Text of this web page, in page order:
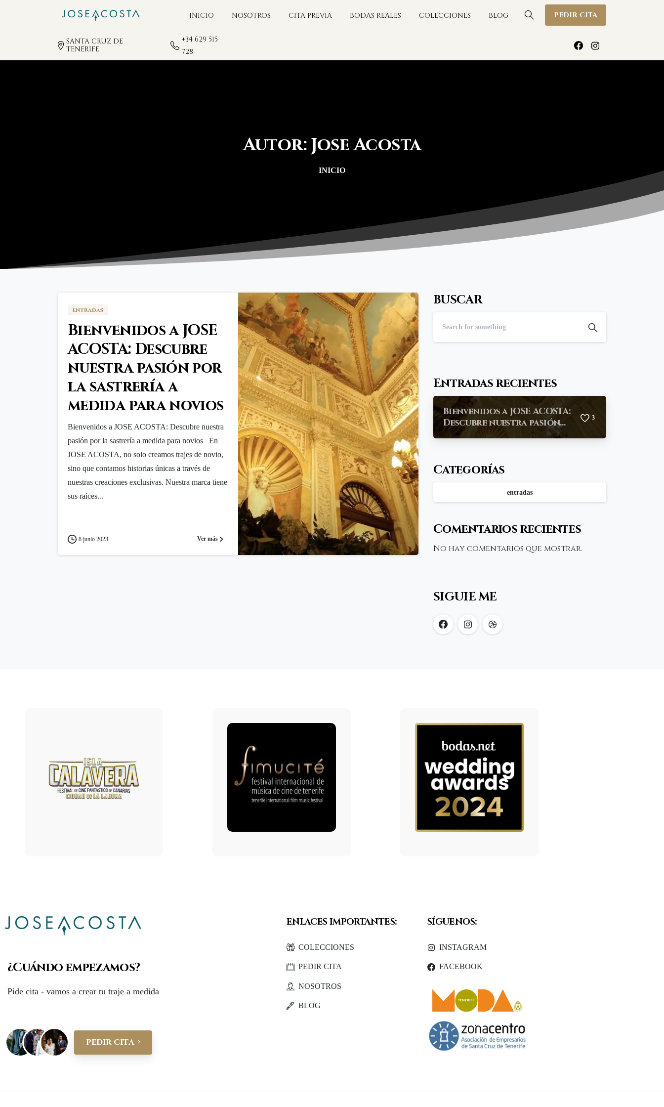
INICIO NOSOTROS CITA PREVIA BODAS REALES COLECCIONES BLOG PEDIR CITA
SANTA CRUZ DE
TENERIFE
+34 629 515
728
Autor:JoseAcosta
INICIO
entradas
Bienvenidos a JOSE
ACOSTA: Descubre
nuestra pasión por
la sastrería a
medida para novios
Bienvenidos a JOSE ACOSTA: Descubre nuestra
pasión por la sastrería a medida para novios En
JOSE ACOSTA, no solo creamos trajes de novio,
sino que contamos historias únicas a través de
nuestras creaciones exclusivas. Nuestra marca tiene
sus raíces...
8 junio 2023 Ver más
BUSCAR
Entradas recientes
Bienvenidos a JOSE ACOSTA:
Descubre nuestra pasión
por la sastrería a medida
3
Categorías
entradas
Comentarios recientes
No hay comentarios que mostrar.
SIGUIE ME
¿Cuándo empezamos?
Pide cita - vamos a crear tu traje a medida
PEDIR CITA
ENLACES IMPORTANTES:
COLECCIONES
PEDIR CITA
NOSOTROS
BLOG
SÍGUENOS:
INSTAGRAM
FACEBOOK